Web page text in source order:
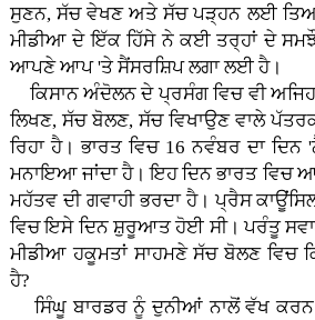
ਸੁਣਨ, ਸੱਚ ਵੇਖਣ ਅਤੇ ਸੱਚ ਪੜ੍ਹਨ ਲਈ
ਮੀਡੀਆ ਦੇ ਇੱਕ ਹਿੱਸੇ ਨੇ ਕਈ ਤਰ੍ਹਾਂ ਦੇ
ਆਪਣੇ ਆਪ 'ਤੇ ਸੈਂਸਰਸ਼ਿਪ ਲਗਾ ਲਈ ਹੈ।
ਕਿਸਾਨ ਅੰਦੋਲਨ ਦੇ ਪ੍ਰਸੰਗ ਵਿਚ ਵੀ
ਲਿਖਣ, ਸੱਚ ਬੋਲਣ, ਸੱਚ ਵਿਖਾਉਣ ਵਾਲੇ
ਰਿਹਾ ਹੈ। ਭਾਰਤ ਵਿਚ 16 ਨਵੰਬਰ ਦਾ
ਮਨਾਇਆ ਜਾਂਦਾ ਹੈ। ਇਹ ਦਿਨ ਭਾਰਤ ਵਿਚ
ਮਹੱਤਵ ਦੀ ਗਵਾਹੀ ਭਰਦਾ ਹੈ। ਪ੍ਰੈਸ
ਵਿਚ ਇਸੇ ਦਿਨ ਸ਼ੁਰੂਆਤ ਹੋਈ ਸੀ। ਪਰੰਤੂ
ਮੀਡੀਆ ਹਕੂਮਤਾਂ ਸਾਹਮਣੇ ਸੱਚ ਬੋਲਣ ਵਿਚ
ਹੈ?
ਸਿੰਘੂ ਬਾਰਡਰ ਨੂੰ ਦੁਨੀਆਂ ਨਾਲੋਂ ਵੱਖ